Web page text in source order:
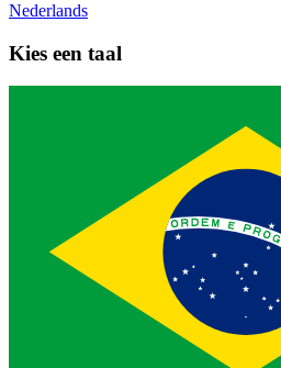
Nederlands
Kies een taal